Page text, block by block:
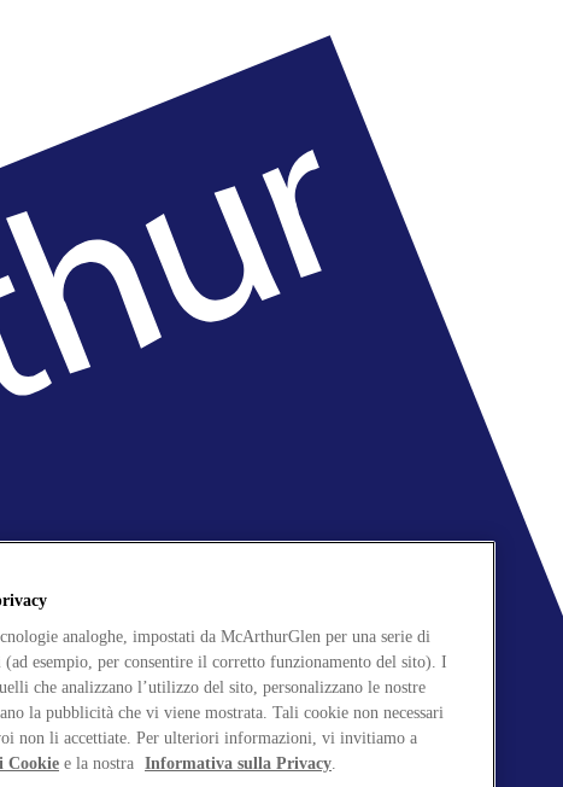
analoghe, impostati da McArthurGlen per una serie di
esempio, per consentire il corretto funzionamento del sito). I
che analizzano l’utilizzo del sito, personalizzano le nostre
la pubblicità che vi viene mostrata. Tali cookie non necessari
non li accettiate. Per ulteriori informazioni, vi invitiamo a
Cookie e la nostra Informativa sulla Privacy.